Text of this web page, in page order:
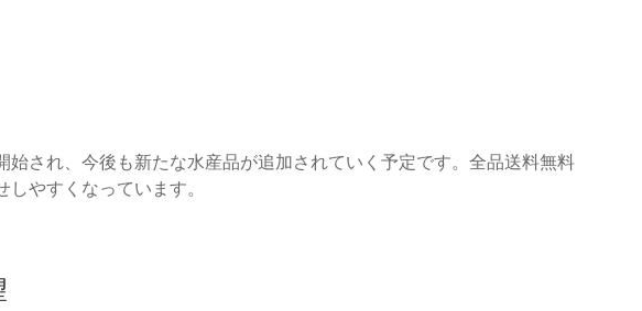
始され、今後も新たな水産品が追加されていく予定です。全品送料無料
やすくなっています。